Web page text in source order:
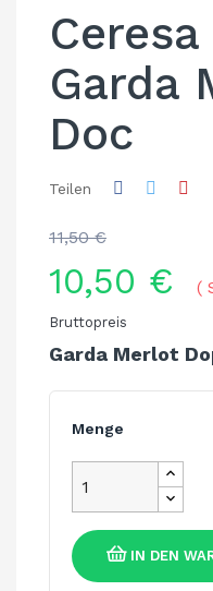
Garda
Doc
Teilen
11,50 €
10,50 €
Bruttopreis
Garda Merlot
Menge
IN DEN